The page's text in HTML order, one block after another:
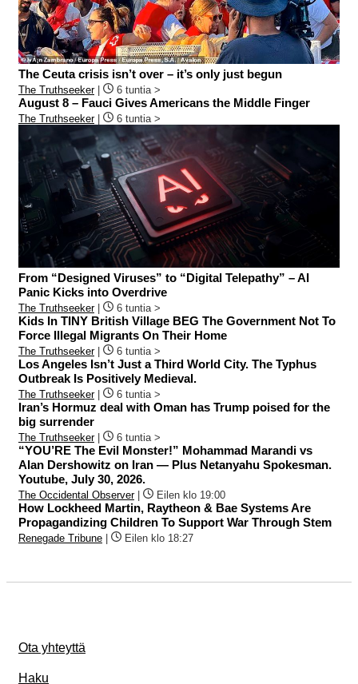
The Ceuta crisis isn’t over – it’s only just begun
The Truthseeker| 6 tuntia >
August 8 – Fauci Gives Americans the Middle Finger
The Truthseeker| 6 tuntia >
From “Designed Viruses” to “Digital Telepathy” – AI
Panic Kicks into Overdrive
The Truthseeker| 6 tuntia >
Kids In TINY British Village BEG The Government Not To
Force Illegal Migrants On Their Home
The Truthseeker| 6 tuntia >
Los Angeles Isn’t Just a Third World City. The Typhus
Outbreak Is Positively Medieval.
The Truthseeker| 6 tuntia >
Iran’s Hormuz deal with Oman has Trump poised for the
big surrender
The Truthseeker| 6 tuntia >
“YOU’RE The Evil Monster!” Mohammad Marandi vs
Alan Dershowitz on Iran — Plus Netanyahu Spokesman.
Youtube, July 30, 2026.
The Occidental Observer| Eilen klo 19:00
How Lockheed Martin, Raytheon & Bae Systems Are
Propagandizing Children To Support War Through Stem
Renegade Tribune Eilen klo 18:27
Ota yhteyttä
Haku